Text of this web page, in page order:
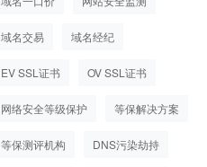
域名交易 域名经纪
EV SSL证书 OV SSL证书
网络安全等级保护 等保解决方案
等保测评机构 DNS污染劫持